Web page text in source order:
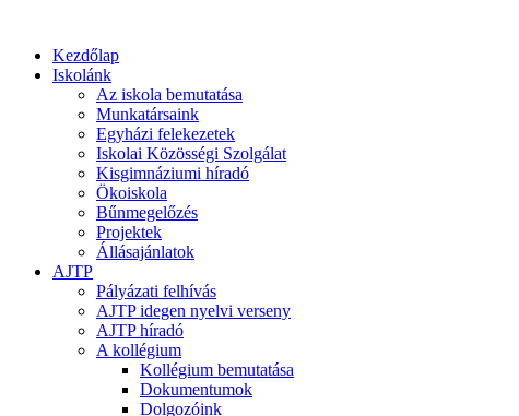
Kezdőlap
Iskolánk
Az iskola bemutatása
Munkatársaink
Egyházi felekezetek
Iskolai Közösségi Szolgálat
Kisgimnáziumi híradó
Ökoiskola
Bűnmegelőzés
Projektek
Állásajánlatok
AJTP
Pályázati felhívás
AJTP idegen nyelvi verseny
AJTP híradó
A kollégium
Kollégium bemutatása
Dokumentumok
Dolgozóink